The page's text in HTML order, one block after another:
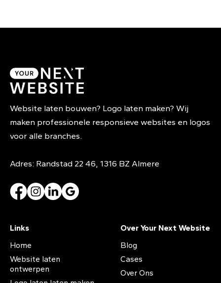
Website laten bouwen? Logo laten maken? Wij
maken professionele responsieve websites en logos
voor alle branches.
Adres: Randstad 22 46, 1316 BZ Almere
Links
Home
Website laten
ontwerpen
Over Your Next Website
Blog
Cases
Over Ons